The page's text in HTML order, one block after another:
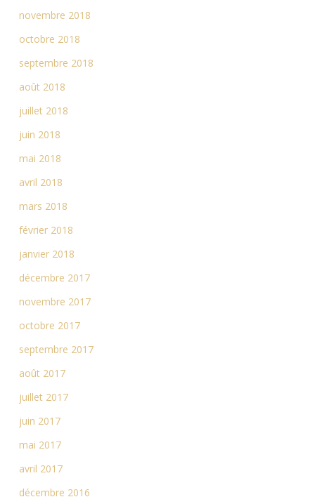
novembre 2018
octobre 2018
septembre 2018
août 2018
juillet 2018
juin 2018
mai 2018
avril 2018
mars 2018
février 2018
janvier 2018
décembre 2017
novembre 2017
octobre 2017
septembre 2017
août 2017
juillet 2017
juin 2017
mai 2017
avril 2017
décembre 2016